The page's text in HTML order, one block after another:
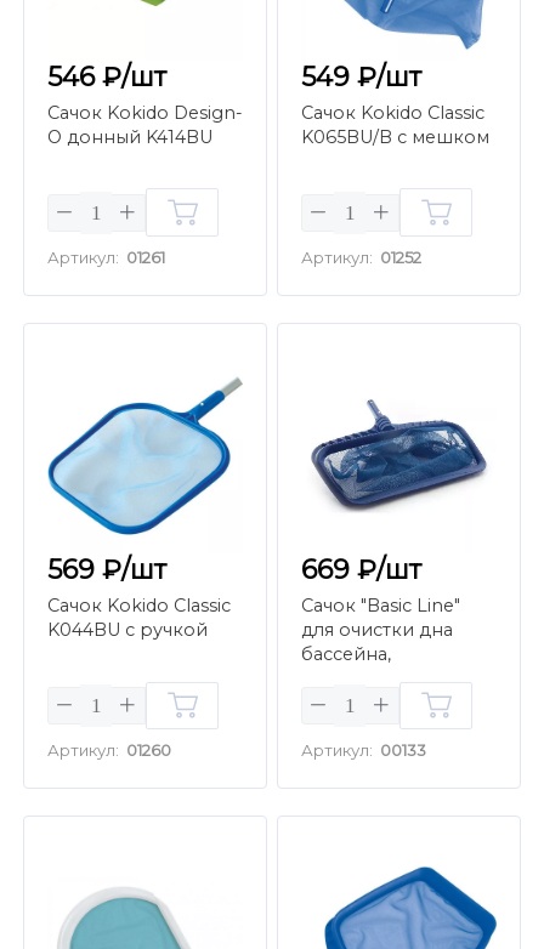
546 ₽/шт
Сачок Kokido Design-
O донный K414BU
Артикул: 01261
549 ₽/шт
Сачок Kokido Classic
K065BU/B с мешком
Артикул: 01252
569 ₽/шт
Сачок Kokido Classic
K044BU с ручкой
Артикул: 01260
669 ₽/шт
Сачок "Basic Line"
для очистки дна
бассейна,
крепление зажим
Артикул: 00133